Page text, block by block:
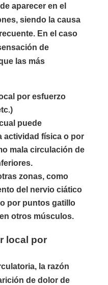
aparecer en el
siendo la causa
En el caso
de
las más
por esfuerzo
puede
actividad física o por
mala circulación de
zonas, como
del nervio ciático
por puntos gatillo
otros músculos.
local por
la razón
de dolor de